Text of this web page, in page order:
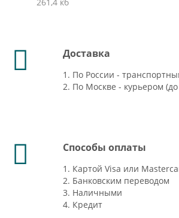
Доставка
1. По России -
2. По Москве - курьером (до
Способы оплаты
1. Картой Visa или
2. Банковским переводом
3. Наличными
4. Кредит